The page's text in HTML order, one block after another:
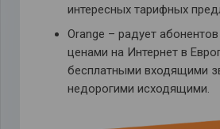
интересных тарифных
Orange – радует
ценами на Интернет в
бесплатными входящими
недорогими исходящими.